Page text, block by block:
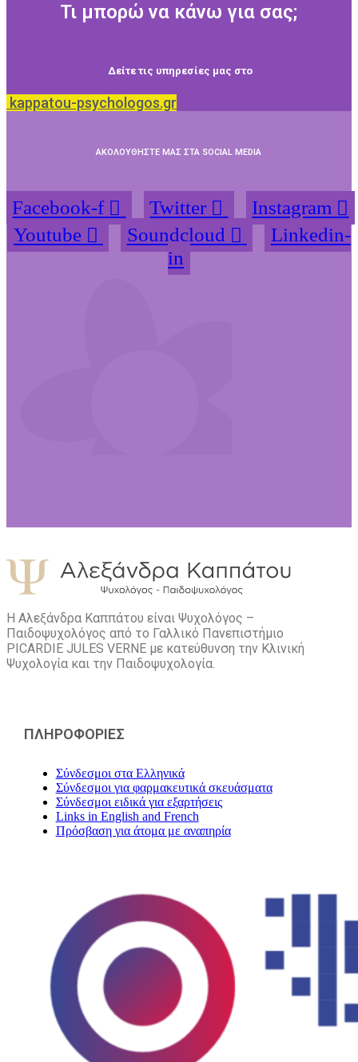
Τι μπορώ να κάνω για σας;
Δείτε τις υπηρεσίες μας στο
kappatou-psychologos.gr
ΑΚΟΛΟΥΘΗΣΤΕ ΜΑΣ ΣΤΑ SOCIAL MEDIA
Facebook-f Twitter
Instagram
Youtube
Soundcloud
Linkedin-
in
Η Αλεξάνδρα Καππάτου είναι Ψυχολόγος –
Παιδοψυχολόγος από το Γαλλικό Πανεπιστήμιο
PICARDIE JULES VERNE με κατεύθυνση την Kλινική
Ψυχολογία και την Παιδοψυχολογία.
ΠΛΗΡΟΦΟΡΙΕΣ
Σύνδεσμοι στα Ελληνικά
Σύνδεσμοι για φαρμακευτικά σκευάσματα
Σύνδεσμοι ειδικά για εξαρτήσεις
Links in English and French
Πρόσβαση για άτομα με αναπηρία